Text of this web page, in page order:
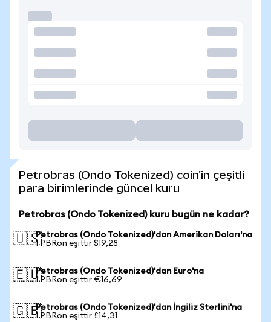
Petrobras (Ondo Tokenized) coin'in çeşitli
para birimlerinde güncel kuru
Petrobras (Ondo Tokenized) kuru bugün ne kadar?
🇺🇸Petrobras (Ondo Tokenized)'dan Amerikan Doları'na
1 PBRon eşittir $19,28
🇪🇺Petrobras (Ondo Tokenized)'dan Euro'na
1 PBRon eşittir €16,69
🇬🇧Petrobras (Ondo Tokenized)'dan İngiliz Sterlini'na
1 PBRon eşittir £14,31